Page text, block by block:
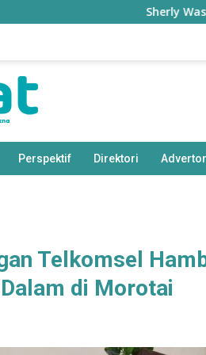
Sherly Waswas
Perspektif Direktori
Telkomsel
di Morotai